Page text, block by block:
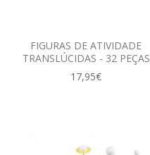
FIGURAS DE ATIVIDADE
TRANSLÚCIDAS - 32 PEÇAS
17,95€